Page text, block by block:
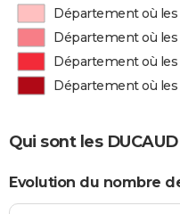
Département où les
Département où les
Département où
Département où
Qui sont les
Evolution du nombre